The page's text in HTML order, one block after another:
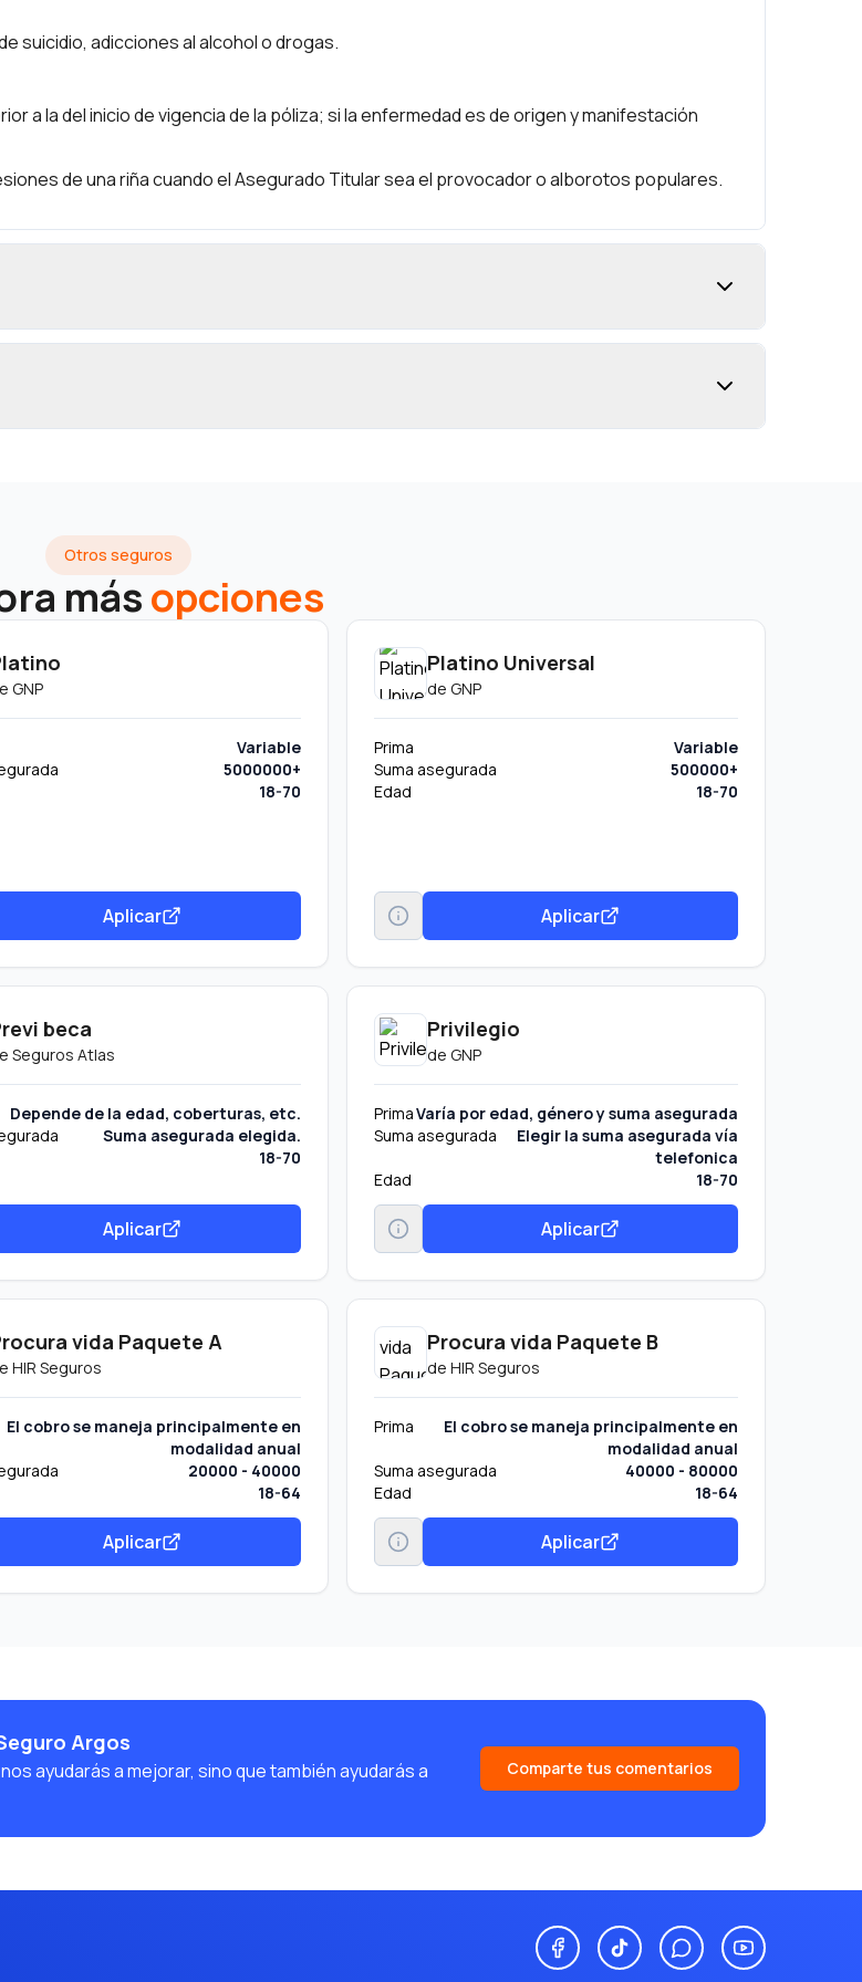
suicidio, adicciones al alcohol o drogas.
a la del inicio de vigencia de la póliza; si la enfermedad es de origen y manifestación
de una riña cuando el Asegurado Titular sea el provocador o alborotos populares.
Otros seguros
másopciones
GNP
Variable
5000000+
18-70
Aplicar
Platino Universal
de GNP
Prima
Variable
Suma asegurada
500000+
Edad
18-70
Aplicar
beca
Seguros Atlas
Depende de la edad, coberturas, etc.
Suma asegurada elegida.
18-70
Aplicar
Privilegio
de GNP
PrimaVaría por edad, género y suma asegurada
Suma asegurada
Elegir la suma asegurada vía
telefonica
Edad
18-70
Aplicar
vida Paquete A
HIR Seguros
El cobro se maneja principalmente en
modalidad anual
20000 - 40000
18-64
Aplicar
Procura vida Paquete B
de HIR Seguros
Prima
El cobro se maneja principalmente en
modalidad anual
Suma asegurada
40000 - 80000
Edad
18-64
Aplicar
Argos
ayudarás a mejorar, sino que también ayudarás a
Comparte tus comentarios